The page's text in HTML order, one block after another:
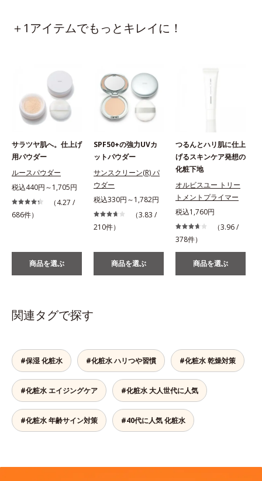
＋1アイテムでもっとキレイに！
サラツヤ肌へ。仕上げ
用パウダー
ルースパウダー
税込440円～1,705円
（4.27 /
686件）
商品を選ぶ
SPF50+の強力UVカ
ットパウダー
サンスクリーン(R) パ
ウダー
税込330円～1,782円
（3.83 /
210件）
商品を選ぶ
つるんとハリ肌に仕上
げるスキンケア発想の
化粧下地
オルビスユー トリー
トメントプライマー
税込1,760円
（3.96 /
378件）
商品を選ぶ
関連タグで探す
#保湿 化粧水 #化粧水 ハリつや習慣 #化粧水 乾燥対策
#化粧水 エイジングケア #化粧水 大人世代に人気
#化粧水 年齢サイン対策 #40代に人気 化粧水